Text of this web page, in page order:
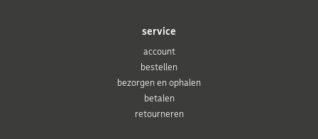
service
account
bestellen
bezorgen en ophalen
betalen
retourneren